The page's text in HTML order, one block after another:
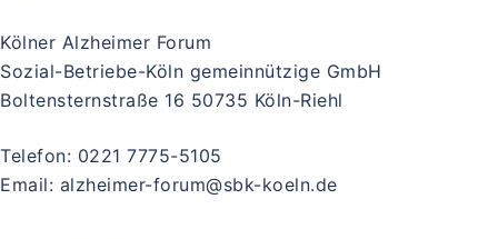
Kölner Alzheimer Forum
Sozial-Betriebe-Köln gemeinnützige GmbH
Boltensternstraße 16 50735 Köln-Riehl
Telefon: 0221 7775-5105
Email: alzheimer-forum@sbk-koeln.de